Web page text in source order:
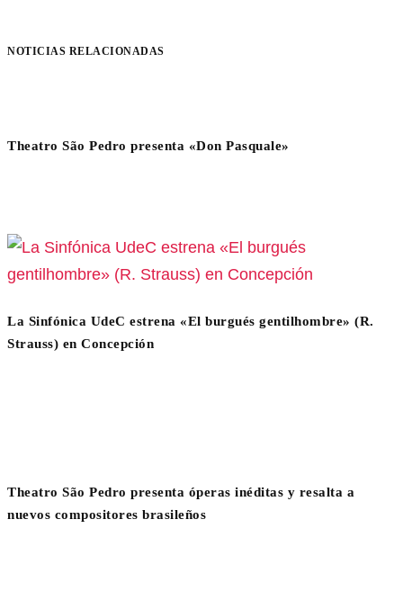
NOTICIAS RELACIONADAS
Theatro São Pedro presenta «Don Pasquale»
La Sinfónica UdeC estrena «El burgués gentilhombre» (R.
Strauss) en Concepción
Theatro São Pedro presenta óperas inéditas y resalta a
nuevos compositores brasileños